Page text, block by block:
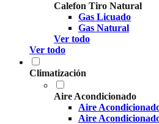
Calefon Tiro Natural
Gas Licuado
Gas Natural
Ver todo
Ver todo
Climatización
Aire Acondicionado
Aire
Aire